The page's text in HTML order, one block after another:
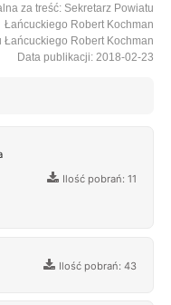
za treść: Sekretarz Powiatu
Łańcuckiego Robert Kochman
Robert Kochman
Data publikacji: 2018-02-23
Ilość pobrań: 11
Ilość pobrań: 43